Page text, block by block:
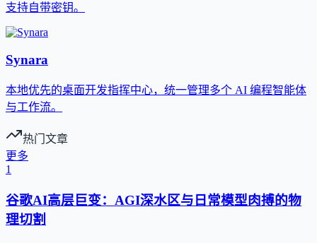
支持自带密钥。
Synara
本地优先的桌面开发指挥中心，统一管理多个 AI 编程智能体
与工作流。
热门文章
更多
1
谷歌AI高层巨变：AGI深水区与日常模型肉搏的物
理切割